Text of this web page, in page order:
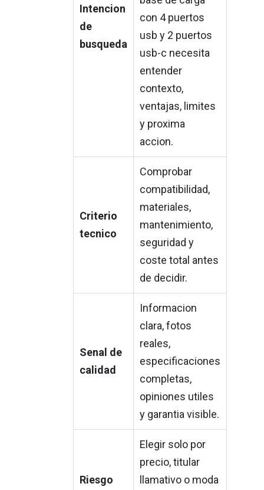
Intencion
de
busqueda
con 4 puertos
usb y 2 puertos
usb-c necesita
entender
contexto,
ventajas, limites
y proxima
accion.
Criterio
tecnico
Comprobar
compatibilidad,
materiales,
mantenimiento,
seguridad y
coste total antes
de decidir.
Senal de
calidad
Informacion
clara, fotos
reales,
especificaciones
completas,
opiniones utiles
y garantia visible.
Riesgo
Elegir solo por
precio, titular
llamativo o moda